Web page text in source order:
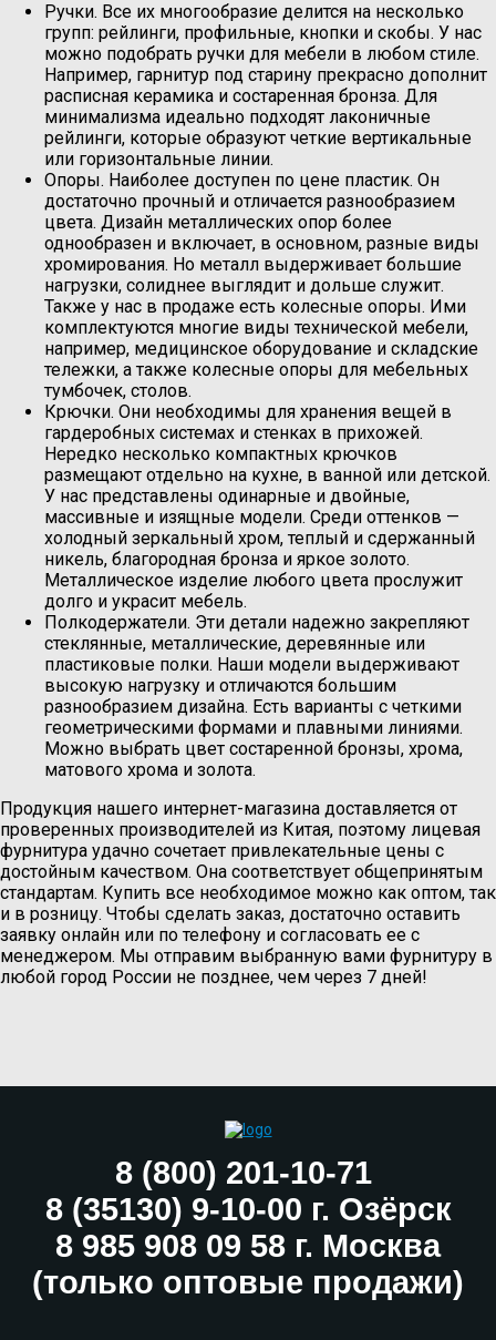
Ручки. Все их многообразие делится на несколько
групп: рейлинги, профильные, кнопки и скобы. У нас
можно подобрать ручки для мебели в любом стиле.
Например, гарнитур под старину прекрасно дополнит
расписная керамика и состаренная бронза. Для
минимализма идеально подходят лаконичные
рейлинги, которые образуют четкие вертикальные
или горизонтальные линии.
Опоры. Наиболее доступен по цене пластик. Он
достаточно прочный и отличается разнообразием
цвета. Дизайн металлических опор более
однообразен и включает, в основном, разные виды
хромирования. Но металл выдерживает большие
нагрузки, солиднее выглядит и дольше служит.
Также у нас в продаже есть колесные опоры. Ими
комплектуются многие виды технической мебели,
например, медицинское оборудование и складские
тележки, а также колесные опоры для мебельных
тумбочек, столов.
Крючки. Они необходимы для хранения вещей в
гардеробных системах и стенках в прихожей.
Нередко несколько компактных крючков
размещают отдельно на кухне, в ванной или детской.
У нас представлены одинарные и двойные,
массивные и изящные модели. Среди оттенков —
холодный зеркальный хром, теплый и сдержанный
никель, благородная бронза и яркое золото.
Металлическое изделие любого цвета прослужит
долго и украсит мебель.
Полкодержатели. Эти детали надежно закрепляют
стеклянные, металлические, деревянные или
пластиковые полки. Наши модели выдерживают
высокую нагрузку и отличаются большим
разнообразием дизайна. Есть варианты с четкими
геометрическими формами и плавными линиями.
Можно выбрать цвет состаренной бронзы, хрома,
матового хрома и золота.
Продукция нашего интернет-магазина доставляется от
проверенных производителей из Китая, поэтому лицевая
фурнитура удачно сочетает привлекательные цены с
достойным качеством. Она соответствует общепринятым
стандартам. Купить все необходимое можно как оптом, так
и в розницу. Чтобы сделать заказ, достаточно оставить
заявку онлайн или по телефону и согласовать ее с
менеджером. Мы отправим выбранную вами фурнитуру в
любой город России не позднее, чем через 7 дней!
8 (800) 201-10-71
8 (35130) 9-10-00 г. Озёрск
8 985 908 09 58 г. Москва
(только оптовые продажи)